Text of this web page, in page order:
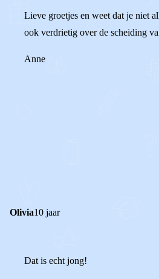
Lieve groetjes en weet dat je niet
ook verdrietig over de scheiding
Anne
Olivia10 jaar
Dat is echt jong!